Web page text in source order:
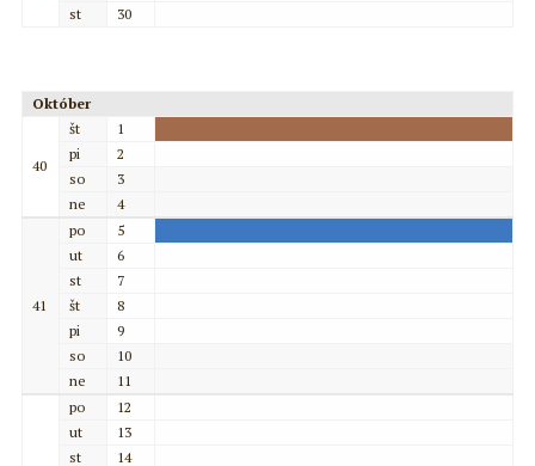
st
30
Október
40
št
1
pi
2
so
3
ne
4
41
po
5
ut
6
st
7
št
8
pi
9
so
10
ne
11
po
12
ut
13
st
14